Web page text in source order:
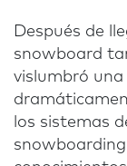
Después de
snowboard
vislumbró
los sistemas